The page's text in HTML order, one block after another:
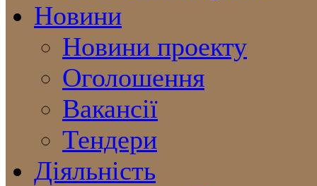
Новини
Новини проекту
Оголошення
Вакансії
Тендери
Діяльність